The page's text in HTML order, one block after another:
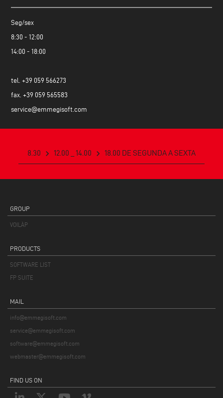
Seg/sex
8:30 - 12:00
14:00 - 18:00
tel.+39 059 566273
fax. +39 059 565583
service@emmegisoft.com
8.30 chevron_right 12.00 _ 14.00 chevron_right 18.00 DE SEGUNDA A SEXTA
GROUP
VOILÀP
PRODUCTS
SOFTWARE LIST
FP SUITE
MAIL
info@emmegisoft.com
service@emmegisoft.com
software@emmegisoft.com
webmaster@emmegisoft.com
FIND US ON